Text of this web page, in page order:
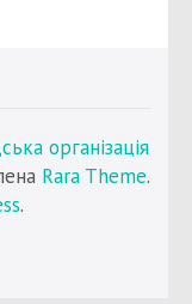
організація
Rara Theme.
.